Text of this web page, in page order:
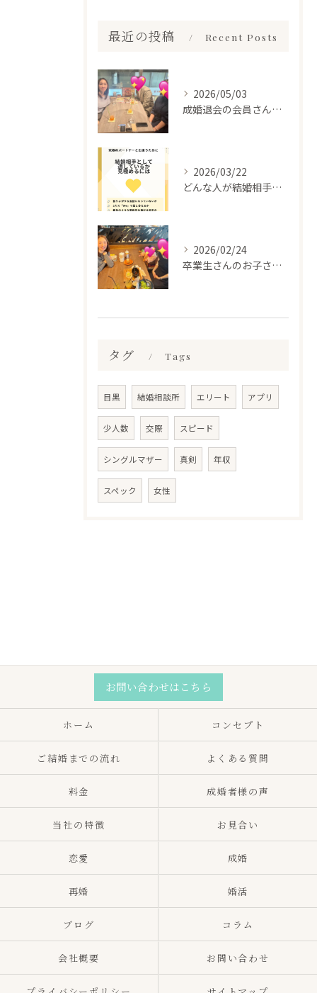
最近の投稿 Recent Posts
2026/05/03
成婚退会の会員さんとお会いして来ました✨
2026/03/22
どんな人が結婚相手だといいのか
2026/02/24
卒業生さんのお子さんに会って来ました✨
タグ Tags
目黒 結婚相談所 エリート アプリ
少人数 交際 スピード
シングルマザー 真剣 年収
スペック 女性
お問い合わせはこちら
ホーム コンセプト
ご結婚までの流れ よくある質問
料金 成婚者様の声
当社の特徴 お見合い
恋愛 成婚
再婚 婚活
ブログ コラム
会社概要 お問い合わせ